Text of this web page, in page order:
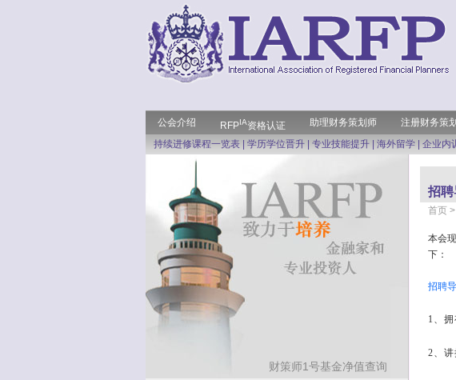
公会介绍 RFPIA资格认证 助理财务策划师 注册财务策
持续进修课程一览表
学历学位晋升 专业技能提升 海外留学 企业内
招
首页
本会
下：
招聘
1、
2、
财策师1号基金净值查询